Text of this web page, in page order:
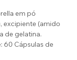
em pó
excipiente (amido
de gelatina.
60 Cápsulas de